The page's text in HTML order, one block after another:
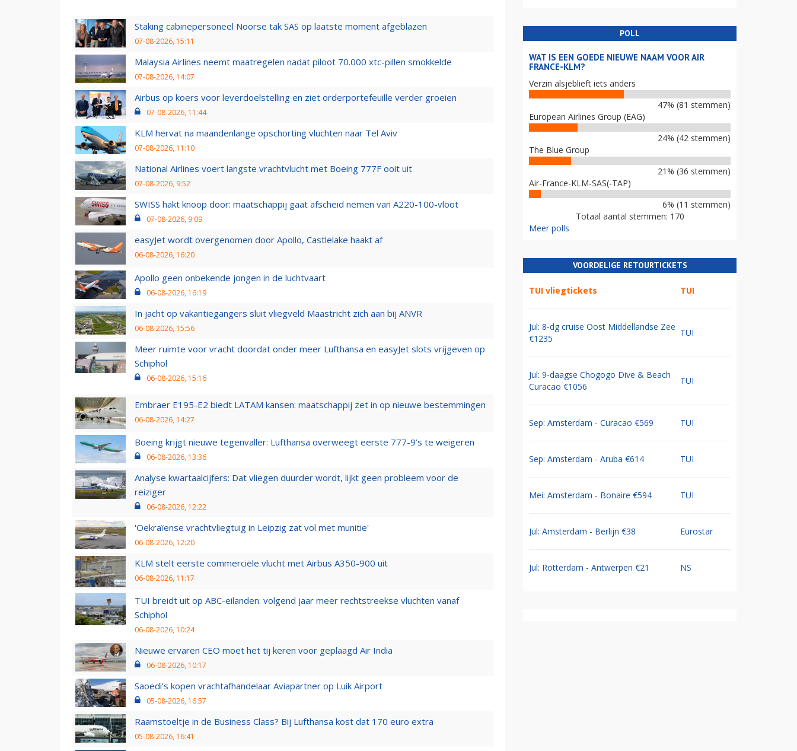
Staking cabinepersoneel Noorse tak SAS op laatste moment afgeblazen
07-08-2026, 15:11
Malaysia Airlines neemt maatregelen nadat piloot 70.000 xtc-pillen smokkelde
07-08-2026, 14:07
Airbus op koers voor leverdoelstelling en ziet orderportefeuille verder groeien
07-08-2026, 11:44
KLM hervat na maandenlange opschorting vluchten naar Tel Aviv
07-08-2026, 11:10
National Airlines voert langste vrachtvlucht met Boeing 777F ooit uit
07-08-2026, 9:52
SWISS hakt knoop door: maatschappij gaat afscheid nemen van A220-100-vloot
07-08-2026, 9:09
easyJet wordt overgenomen door Apollo, Castlelake haakt af
06-08-2026, 16:20
Apollo geen onbekende jongen in de luchtvaart
06-08-2026, 16:19
In jacht op vakantiegangers sluit vliegveld Maastricht zich aan bij ANVR
06-08-2026, 15:56
Meer ruimte voor vracht doordat onder meer Lufthansa en easyJet slots vrijgeven op
Schiphol
06-08-2026, 15:16
Embraer E195-E2 biedt LATAM kansen: maatschappij zet in op nieuwe bestemmingen
06-08-2026, 14:27
Boeing krijgt nieuwe tegenvaller: Lufthansa overweegt eerste 777-9’s te weigeren
06-08-2026, 13:36
Analyse kwartaalcijfers: Dat vliegen duurder wordt, lijkt geen probleem voor de
reiziger
06-08-2026, 12:22
'Oekraïense vrachtvliegtuig in Leipzig zat vol met munitie'
06-08-2026, 12:20
KLM stelt eerste commerciële vlucht met Airbus A350-900 uit
06-08-2026, 11:17
TUI breidt uit op ABC-eilanden: volgend jaar meer rechtstreekse vluchten vanaf
Schiphol
06-08-2026, 10:24
Nieuwe ervaren CEO moet het tij keren voor geplaagd Air India
06-08-2026, 10:17
Saoedi’s kopen vrachtafhandelaar Aviapartner op Luik Airport
05-08-2026, 16:57
Raamstoeltje in de Business Class? Bij Lufthansa kost dat 170 euro extra
05-08-2026, 16:41
POLL
WAT IS EEN GOEDE NIEUWE NAAM VOOR AIR
FRANCE-KLM?
Verzin alsjeblieft iets anders
47% (81 stemmen)
European Airlines Group (EAG)
24% (42 stemmen)
The Blue Group
21% (36 stemmen)
Air-France-KLM-SAS(-TAP)
6% (11 stemmen)
Totaal aantal stemmen: 170
Meer polls
VOORDELIGE RETOURTICKETS
TUI vliegtickets TUI
Jul: 8-dg cruise Oost Middellandse Zee
€1235
TUI
Jul: 9-daagse Chogogo Dive & Beach
Curacao €1056
TUI
Sep: Amsterdam - Curacao €569 TUI
Sep: Amsterdam - Aruba €614 TUI
Mei: Amsterdam - Bonaire €594 TUI
Jul: Amsterdam - Berlijn €38 Eurostar
Jul: Rotterdam - Antwerpen €21 NS